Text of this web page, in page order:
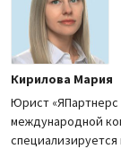
Кирилова Мария
Юрист «ЯПартнерс
международной